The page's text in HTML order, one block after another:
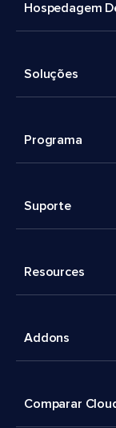
Hospedagem
Soluções
Programa
Suporte
Resources
Addons
Comparar